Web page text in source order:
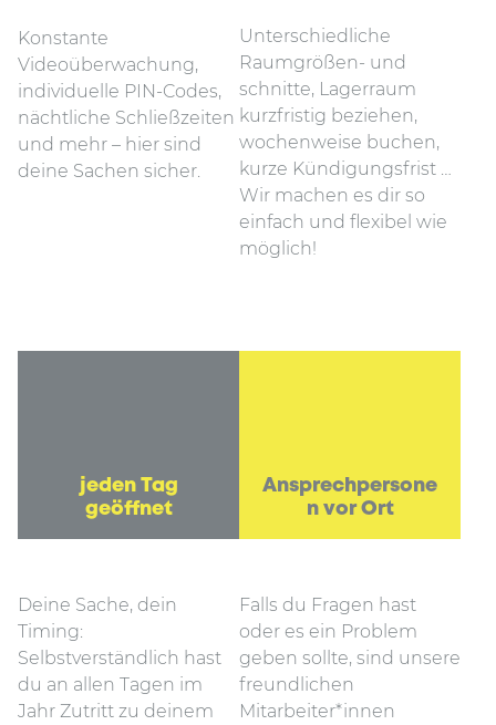
Konstante
Videoüberwachung,
individuelle PIN-Codes,
nächtliche Schließzeiten
und mehr – hier sind
deine Sachen sicher.
Unterschiedliche
Raumgrößen- und
schnitte, Lagerraum
kurzfristig beziehen,
wochenweise buchen,
kurze Kündigungsfrist …
Wir machen es dir so
einfach und flexibel wie
möglich!
jeden Tag
geöffnet
Deine Sache, dein
Timing:
Selbstverständlich hast
du an allen Tagen im
Jahr Zutritt zu deinem
Ansprechpersone
n vor Ort
Falls du Fragen hast
oder es ein Problem
geben sollte, sind unsere
freundlichen
Mitarbeiter*innen